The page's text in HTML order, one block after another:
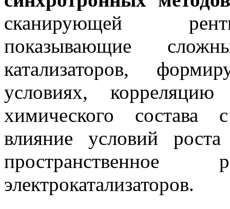
сканирующей
показывающие
катализаторов,
условиях, корреляцию
химического состава
влияние условий
пространственное
электрокатализаторов.